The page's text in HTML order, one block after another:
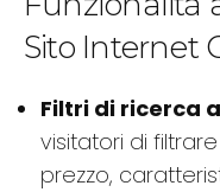
Sito Internet
Filtri di ricerca
visitatori di
prezzo,